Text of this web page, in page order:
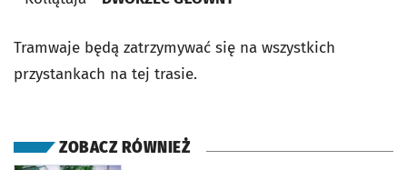
Tramwaje będą zatrzymywać się na wszystkich
przystankach na tej trasie.
ZOBACZ RÓWNIEŻ